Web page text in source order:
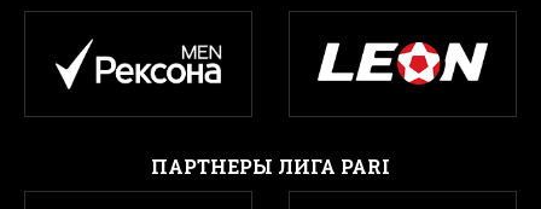
ПАРТНЕРЫ ЛИГА PARI